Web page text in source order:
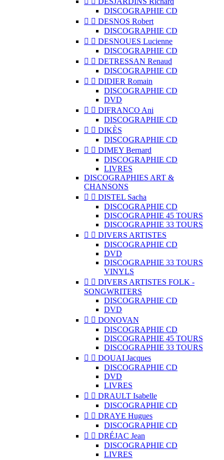
DISCOGRAPHIE CD
  DESNOS Robert
DISCOGRAPHIE CD
  DESNOUES Lucienne
DISCOGRAPHIE CD
  DETRESSAN Renaud
DISCOGRAPHIE CD
  DIDIER Romain
DISCOGRAPHIE CD
DVD
  DIFRANCO Ani
DISCOGRAPHIE CD
  DIKÈS
DISCOGRAPHIE CD
  DIMEY Bernard
DISCOGRAPHIE CD
LIVRES
DISCOGRAPHIES ART &
CHANSONS
  DISTEL Sacha
DISCOGRAPHIE CD
DISCOGRAPHIE 45 TOURS
DISCOGRAPHIE 33 TOURS
  DIVERS ARTISTES
DISCOGRAPHIE CD
DVD
DISCOGRAPHIE 33 TOURS
VINYLS
  DIVERS ARTISTES FOLK -
SONGWRITERS
DISCOGRAPHIE CD
DVD
  DONOVAN
DISCOGRAPHIE CD
DISCOGRAPHIE 45 TOURS
DISCOGRAPHIE 33 TOURS
  DOUAI Jacques
DISCOGRAPHIE CD
DVD
LIVRES
  DRAULT Isabelle
DISCOGRAPHIE CD
  DRAYE Hugues
DISCOGRAPHIE CD
  DRÉJAC Jean
DISCOGRAPHIE CD
LIVRES